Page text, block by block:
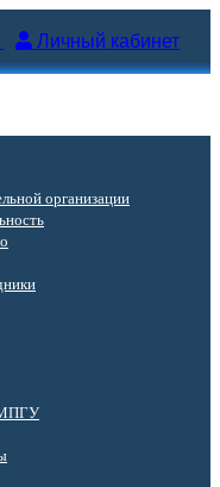
Личный кабинет
организации
МПГУ